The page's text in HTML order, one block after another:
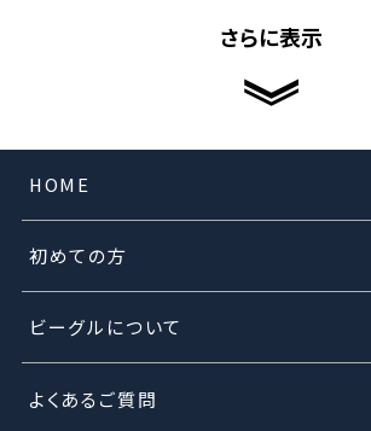
さらに表示
HOME
初めての方
ビーグルについて
よくあるご質問